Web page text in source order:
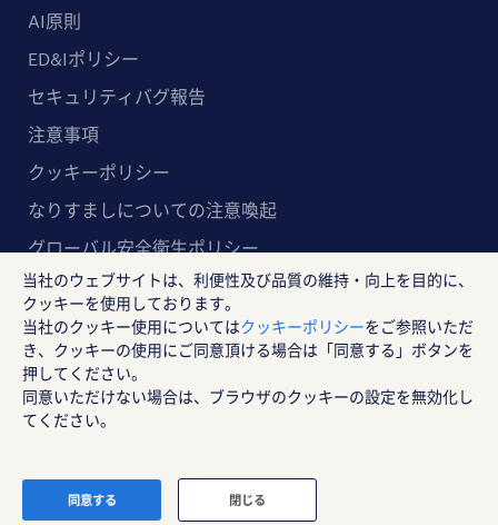
AI原則
ED&Iポリシー
セキュリティバグ報告
注意事項
クッキーポリシー
なりすましについての注意喚起
グローバル安全衛生ポリシー
マルチステークホルダー方針
ランスタッド株式会社
〒102-8578 東京都千代田区紀尾井町4-1 ニューオー
タニガーデンコート21F
RANDSTAD, HUMAN FORWARD及びSHAPING THE W
© Randstad Japan
当社のウェブサイトは、利便性及び品質の維持・向上を目的に、
クッキーを使用しております。
当社のクッキー使用についてはクッキーポリシーをご参照いただ
き、クッキーの使用にご同意頂ける場合は「同意する」ボタンを
押してください。
同意いただけない場合は、ブラウザのクッキーの設定を無効化し
てください。
同意する 閉じる